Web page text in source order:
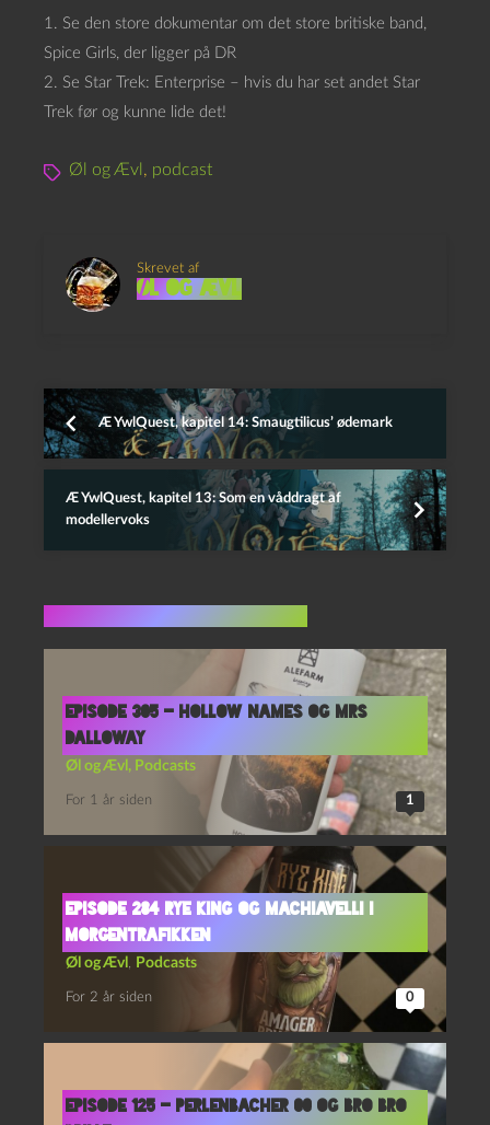
1. Se den store dokumentar om det store britiske band,
Spice Girls, der ligger på DR
2. Se Star Trek: Enterprise – hvis du har set andet Star
Trek før og kunne lide det!
Øl og Ævl , podcast
Skrevet af
Øl og Ævl
Æ YwlQuest, kapitel 14: Smaugtilicus’ ødemark
Æ YwlQuest, kapitel 13: Som en våddragt af
modellervoks
Episode 305 – Hollow Names og Mrs
Dalloway
Øl og Ævl , Podcasts
For 1 år siden 1
Episode 284 Rye King og Machiavelli i
Morgentrafikken
Øl og Ævl , Podcasts
For 2 år siden 0
Episode 125 – Perlenbacher 00 og Bro Bro